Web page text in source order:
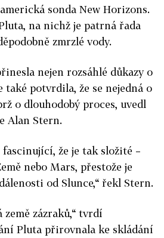
sonda New Horizons.
na nichž je patrná řada
zmrzlé vody.
nejen rozsáhlé důkazy o
také potvrdila, že se nejedná o
o dlouhodobý proces, uvedl
Alan Stern.
fascinující, že je tak složité –
nebo Mars, přestože je
od Slunce,“ řekl Stern.
zázraků,“ tvrdí
Pluta přirovnala ke skládání